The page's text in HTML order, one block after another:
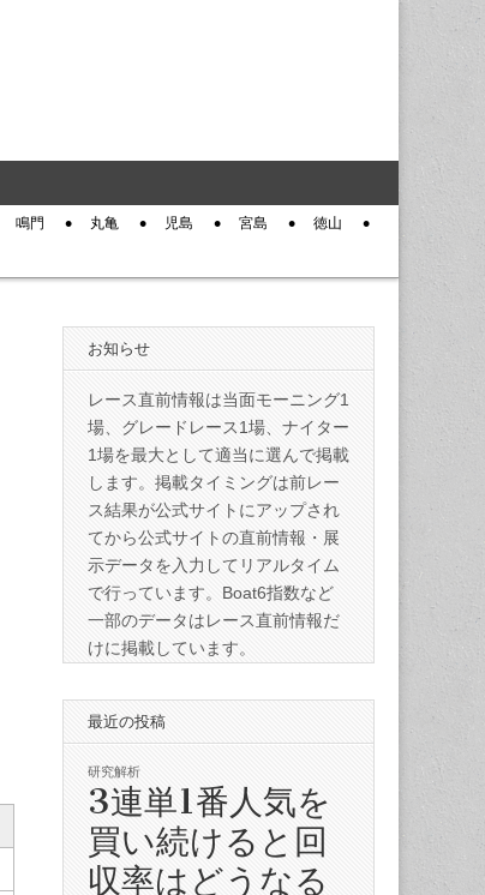
鳴門 丸亀 児島 宮島 徳山
お知らせ
レース直前情報は当面モーニング1
場、グレードレース1場、ナイター
1場を最大として適当に選んで掲載
します。掲載タイミングは前レー
ス結果が公式サイトにアップされ
てから公式サイトの直前情報・展
示データを入力してリアルタイム
で行っています。Boat6指数など
一部のデータはレース直前情報だ
けに掲載しています。
最近の投稿
研究解析
3連単1番人気を
買い続けると回
収率はどうなる